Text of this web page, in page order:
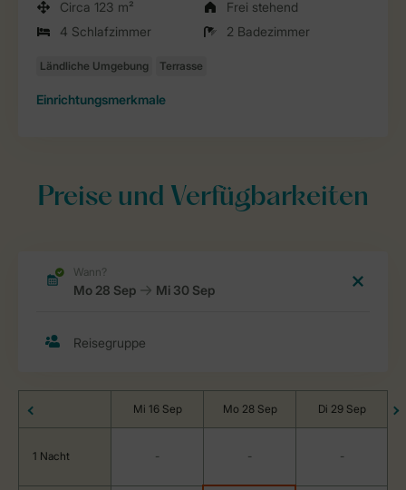
Circa 123 m²
Frei stehend
4 Schlafzimmer
2 Badezimmer
Einrichtungsmerkmale
Preise und Verfügbarkeiten
Mi 16 Sep Mo 28 Sep Di 29 Sep
1 Nacht - - -